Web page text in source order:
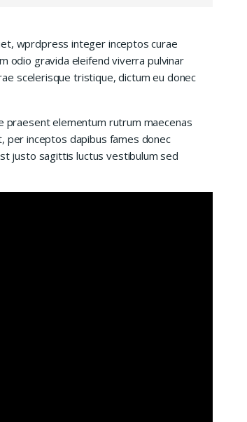
wprdpress integer inceptos curae
odio gravida eleifend viverra pulvinar
scelerisque tristique, dictum eu donec
praesent elementum rutrum maecenas
per inceptos dapibus fames donec
justo sagittis luctus vestibulum sed